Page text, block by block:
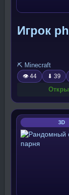
Игрок
⛏️ Minecraft
👁 44 ⬇ 39
3D